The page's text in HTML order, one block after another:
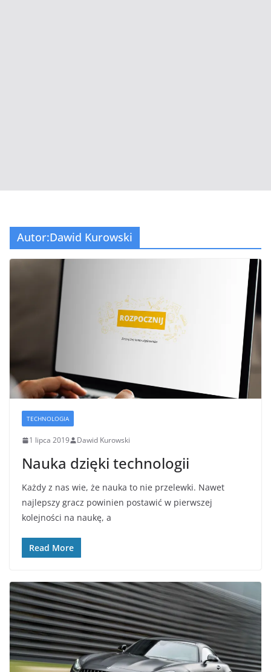
Autor:Dawid Kurowski
TECHNOLOGIA
1 lipca 2019 Dawid Kurowski
Nauka dzięki technologii
Każdy z nas wie, że nauka to nie przelewki. Nawet
najlepszy gracz powinien postawić w pierwszej
kolejności na naukę, a
Read More